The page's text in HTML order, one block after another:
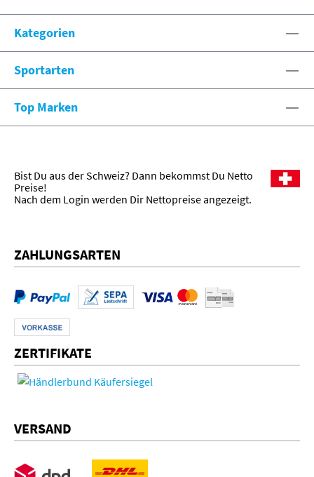
eshop@spexx.org
Kategorien
Sportarten
Top Marken
Bist Du aus der Schweiz? Dann bekommst Du Netto
Preise!
Nach dem Login werden Dir Nettopreise angezeigt.
ZAHLUNGSARTEN
ZERTIFIKATE
VERSAND